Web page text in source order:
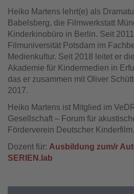
Heiko Martens lehrt(e) als
Babelsberg, die Filmwerkstatt
Kinderkinobüro in Berlin. Seit
Filmuniversität Potsdam im
Medienkultur. Seit 2018 leitet er
Akademie für Kindermedien in
das er zusammen mit Oliver
2017.
Heiko Martens ist Mitglied im
Gesellschaft – Forum für
Förderverein Deutscher Kinderfilm.
Dozent für: Ausbildung zum/r
SERIEN.lab